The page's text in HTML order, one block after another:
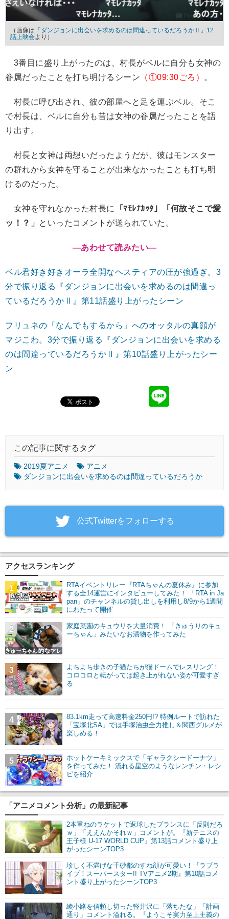
（画像は 「ダンジョンに出会いを求めるのは間違っているだろうかⅡ」12
話上映会より）
3番目に盛り上がったのは、村長がベルに自分も女神の
眷属だったことを打ち明けるシーン （①09:30ごろ） 。
村長に呼び出され、彼の部屋へと足を運ぶベル。そこ
で村長は、ベルに自分も昔は女神の眷属だったことを語
り出す。
村長と女神は両想いだったようだが、彼はモンスター
の群れから女神を守ることが出来なかったことも打ち明
けるのだった。
女神を守れなかった村長に
「ﾏﾓﾚﾅｶｯﾀ」「何故そこで愛
ッ！？」
といったコメントが送られていた。
―あわせて読みたい―
ベル君好き好きオーラ全開なヘスティアの圧が強過ぎ。3
分で振り返る『ダンジョンに出会いを求めるのは間違っ
ているだろうかⅡ』第11話盛り上がったシーン
フリュネの「なんでもするから」へのオッタルの真顔が
マジこわ。3分で振り返る『ダンジョンに出会いを求める
のは間違っているだろうかⅡ』第10話盛り上がったシー
ン
この記事に関するタグ
2019夏アニメ
アニメ
ダンジョンに出会いを求めるのは間違っているだろうか
‎公式Twitterをフォローする
アクセスランキング
RTAイベントリレー『RTAちゃんの夏休み』に参加
する全14運営にインタビューしてみた！ 「RTA in Ja
pan」のチャンネルの貸し出しを利用し8/9から1週間
にわたって開催
1
家庭菜園のキュウリを大量消費！ 「きゅうりのキュ
ーちゃん」みたいなお漬物を作ってみた
2
よちよち歩きの子猫たちが猫ドームでレスリング！
コロコロと転がっては起き上がれない姿が可愛すぎ
る
3
83.1km走って高速料金250円!? 特例ルートで訪れた
「宝塚北SA」では手塚治虫全力推し＆関西グルメが
楽しめる！
4
ホットケーキミックスで「ギャラクシードーナツ」
を作ってみた！ 流れる星空のようなレンチン・レシ
ピを紹介
5
「アニメコメント分析」の最新記事
2本重ねのラケットで返球したプランスに「反則だろ
ｗ」「ええんかそれｗ」コメントが。『新テニスの
王子様 U-17 WORLD CUP』第13話コメント盛り上
がったシーンTOP3
珍しく不満げな千砂都のすね顔が可愛い！『ラブラ
イブ！スーパースター!! TVアニメ2期』第10話コメ
ント盛り上がったシーンTOP3
綾小路を信頼し切った軽井沢に「落ちたな」「計画
通り」コメント溢れる。『ようこそ実力至上主義の